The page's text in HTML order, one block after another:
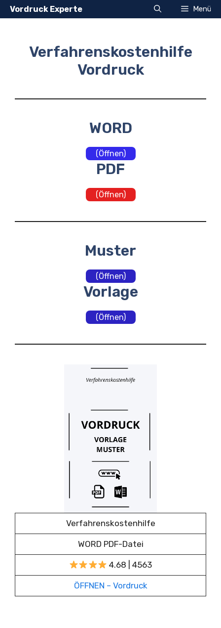
Zum
Inhalt
Vordruck Experte Menü
Verfahrenskostenhilfe
Vordruck
WORD
(Öffnen)
PDF
(Öffnen)
Muster
(Öffnen)
Vorlage
(Öffnen)
Verfahrenskostenhilfe
WORD PDF-Datei
4.68 | 4563
ÖFFNEN – Vordruck